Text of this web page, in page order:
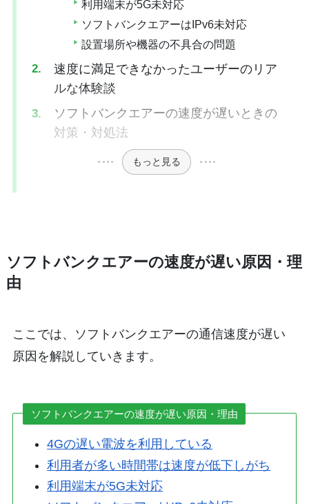
利用端末が5G未対応
ソフトバンクエアーはIPv6未対応
設置場所や機器の不具合の問題
速度に満足できなかったユーザーのリア
ルな体験談
ソフトバンクエアーの速度が遅いときの
対策・対処法
もっと見る
ソフトバンクエアーの速度が遅い原因・理
由
ここでは、ソフトバンクエアーの通信速度が遅い
原因を解説していきます。
ソフトバンクエアーの速度が遅い原因・理由
4Gの遅い電波を利用している
利用者が多い時間帯は速度が低下しがち
利用端末が5G未対応